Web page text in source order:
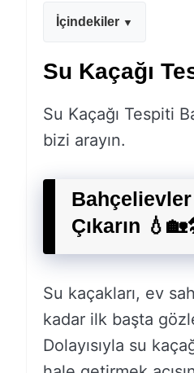
İçindekiler
Su Kaçağı
Su Kaçağı Tespiti
bizi arayın.
Çıkarın
Su kaçakları, ev
kadar ilk başta
Dolayısıyla su